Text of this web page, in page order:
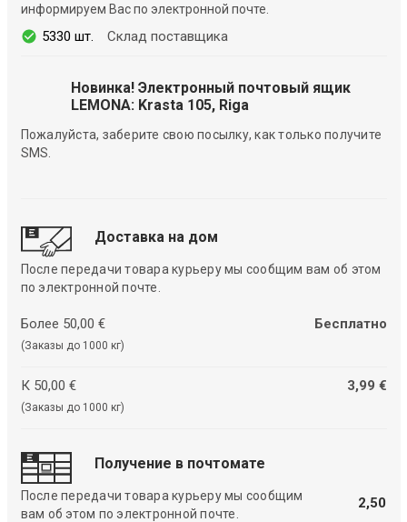
информируем Вас по электронной почте.
5330 шт. Склад поставщика
Новинка! Электронный почтовый ящик
LEMONA: Krasta 105, Riga
Пожалуйста, заберите свою посылку, как только получите
SMS.
Доставка на дом
После передачи товара курьеру мы сообщим вам об этом
по электронной почте.
Более 50,00 €
(Заказы до 1000 кг)
Бесплатно
К 50,00 €
(Заказы до 1000 кг)
3,99 €
Получение в почтомате
После передачи товара курьеру мы сообщим
вам об этом по электронной почте.
2,50